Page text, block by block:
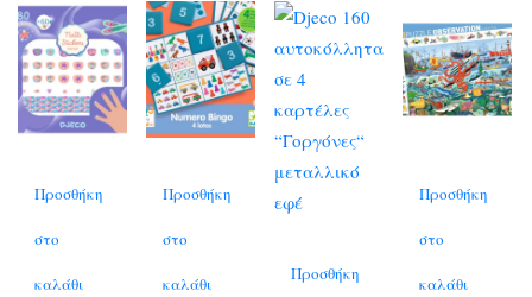
Προσθήκη
στο
καλάθι
Προσθήκη
στο
καλάθι
Προσθήκη
Προσθήκη
στο
καλάθι